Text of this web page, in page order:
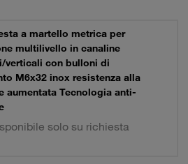
a martello metrica per
multilivello in canaline
verticali con bulloni di
M6x32 inox resistenza alla
aumentata Tecnologia anti-
solo su richiesta